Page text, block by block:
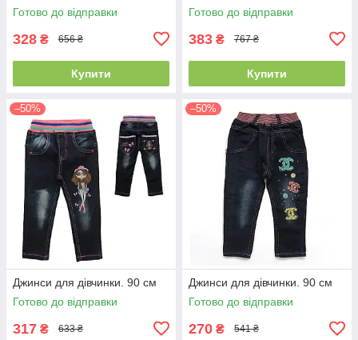
Готово до відправки
328 ₴ 656 ₴
Купити
Готово до відправки
383 ₴ 767 ₴
Купити
–50%
Джинси для дівчинки. 90 см
Готово до відправки
317 ₴ 633 ₴
–50%
Джинси для дівчинки. 90 см
Готово до відправки
270 ₴ 541 ₴